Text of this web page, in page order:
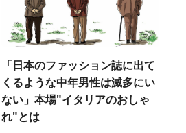
「日本のファッション誌に出て
くるような中年男性は滅多にい
ない」本場"イタリアのおしゃ
れ"とは